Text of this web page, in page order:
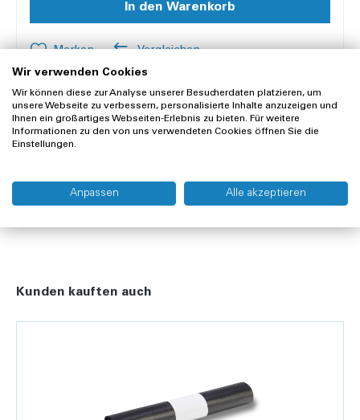
In den Warenkorb
Merken Vergleichen
Offerte anfragen
Kunden kauften auch
Wir verwenden Cookies
Wir können diese zur Analyse unserer Besucherdaten platzieren, um
unsere Webseite zu verbessern, personalisierte Inhalte anzuzeigen und
Ihnen ein großartiges Webseiten-Erlebnis zu bieten. Für weitere
Informationen zu den von uns verwendeten Cookies öffnen Sie die
Einstellungen.
Anpassen Alle akzeptieren